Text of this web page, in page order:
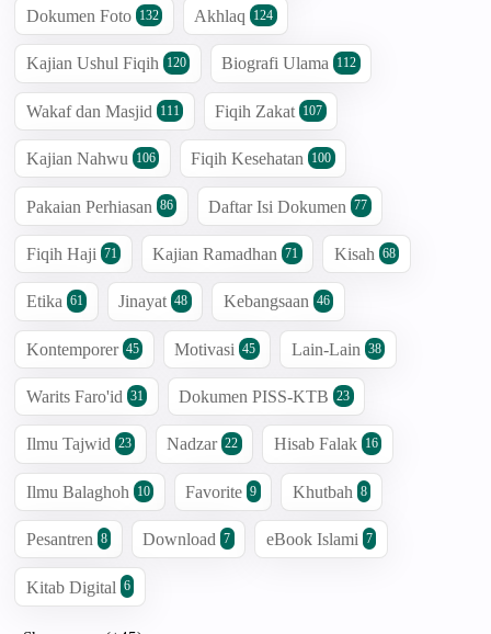
Dokumen Foto 132 Akhlaq 124
Kajian Ushul Fiqih 120 Biografi Ulama 112
Wakaf dan Masjid 111 Fiqih Zakat 107
Kajian Nahwu 106 Fiqih Kesehatan 100
Pakaian Perhiasan 86 Daftar Isi Dokumen 77
Fiqih Haji 71 Kajian Ramadhan 71 Kisah 68
Etika 61 Jinayat 48 Kebangsaan 46
Kontemporer 45 Motivasi 45 Lain-Lain 38
Warits Faro'id 31 Dokumen PISS-KTB 23
Ilmu Tajwid 23 Nadzar 22 Hisab Falak 16
Ilmu Balaghoh 10 Favorite 9 Khutbah 8
Pesantren 8 Download 7 eBook Islami 7
Kitab Digital 6